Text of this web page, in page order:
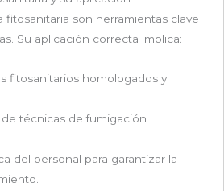
fitosanitaria son herramientas clave
Su aplicación correcta implica:
fitosanitarios homologados y
técnicas de fumigación
del personal para garantizar la